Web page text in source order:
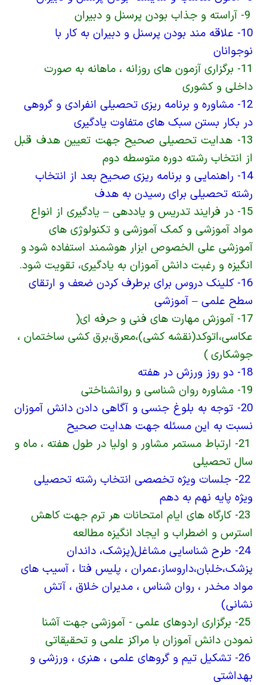
9- آراسته و جذاب بودن پرسنل و دبیران
10- علاقه مند بودن پرسنل و دبیران به کار با
نوجوانان
11- برگزاری آزمون های روزانه ، ماهانه به صورت
داخلی و کشوری
12- مشاوره و برنامه ریزی تحصیلی انفرادی و گروهی
در بکار بستن سبک های متفاوت یادگیری
13- هدایت تحصیلی صحیح جهت تعیین هدف قبل
از انتخاب رشته دوره متوسطه دوم
14- راهنمایی و برنامه­ ریزی صحیح بعد از انتخاب
رشته تحصیلی برای رسیدن به هدف
15- در فرایند تدریس و یاددهی –
یادگیری از انواع
مواد آموزشی و کمک آموزشی و تکنولوژی­ های
آموزشی علی­ الخصوص ابزار هوشمند استفاده شودو
انگیزه و رغبت دانش آموزان به یادگیری، تقویت شود.
16- کلینک دروس برای برطرف کردن ضعف و ارتقای
سطح علمی –آموزشی
17- آموزش مهارت های فنی و حرفه ای(
عکاسی،اتوکد(نقشه کشی)،معرق،برق کشی ساختمان ،
جوشکاری)
18- دو روز ورزش در هفته
19- مشاوره روان شناسی و روانشناختی
20- توجه به بلوغ جنسی و آگاهی دادن دانش آموزان
نسبت به این مسئله جهت هدایت صحیح
21- ارتباط مستمر مشاور و اولیا در طول هفته ، ماه و
سال تحصیلی
22- جلسات ویژه تخصصی انتخاب رشته تحصیلی
ویژه پایه نهم به دهم
23- کارگاه های ایام امتحانات هر ترم جهت کاهش
استرس و اضطراب و ایجاد انگیزه مطالعه
24- طرح شناسایی مشاغل(پزشک، داندان
پزشک،خلبان،داروساز،عمران ، پلیس فتا ، آسیب های
مواد مخدر ، روان شناس ، مدیران خلاق ، آتش
نشانی)
25- برگزاری اردوهای علمی - آموزشی جهت آشنا
نمودن دانش آموزان با مراکز علمی و تحقیقاتی
26- تشکیل تیم و گروهای علمی ، هنری ، ورزشی و
بهداشتی